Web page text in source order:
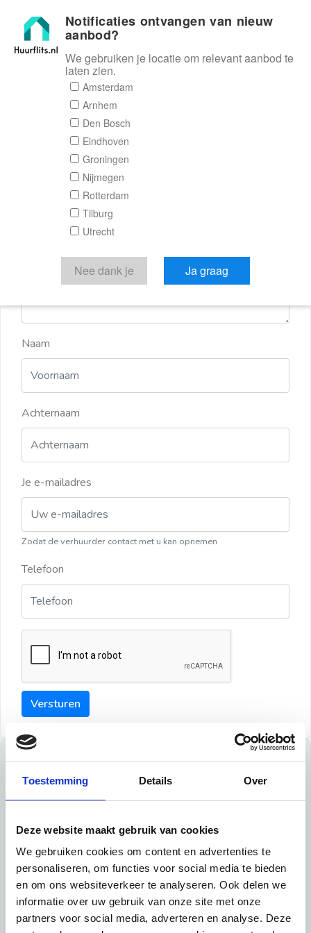
Toestemming Details Over
Deze website maakt gebruik van cookies
We gebruiken cookies om content en advertenties te
personaliseren, om functies voor social media te bieden
en om ons websiteverkeer te analyseren. Ook delen we
informatie over uw gebruik van onze site met onze
partners voor social media, adverteren en analyse. Deze
Huurflits
Reactieformulier
Huurflits
Verstuur je bericht
Door een bericht te sturen kom je in contact met de
aanbieder of makelaar van de woning.
Naam
Achternaam
Je e-mailadres
Zodat de verhuurder contact met u kan opnemen
Telefoon
Versturen
Tips
Tip 1:
Schrijf een duidelijke introductie en geef de volgende
informatie mee:
Ben je student, werkachtig of werkzoekend
Notificaties ontvangen van nieuw
aanbod?
We gebruiken je locatie om relevant aanbod te
laten zien.
Amsterdam
Arnhem
Den Bosch
Eindhoven
Groningen
Nijmegen
Rotterdam
Tilburg
Utrecht
Nee dank je Ja graag